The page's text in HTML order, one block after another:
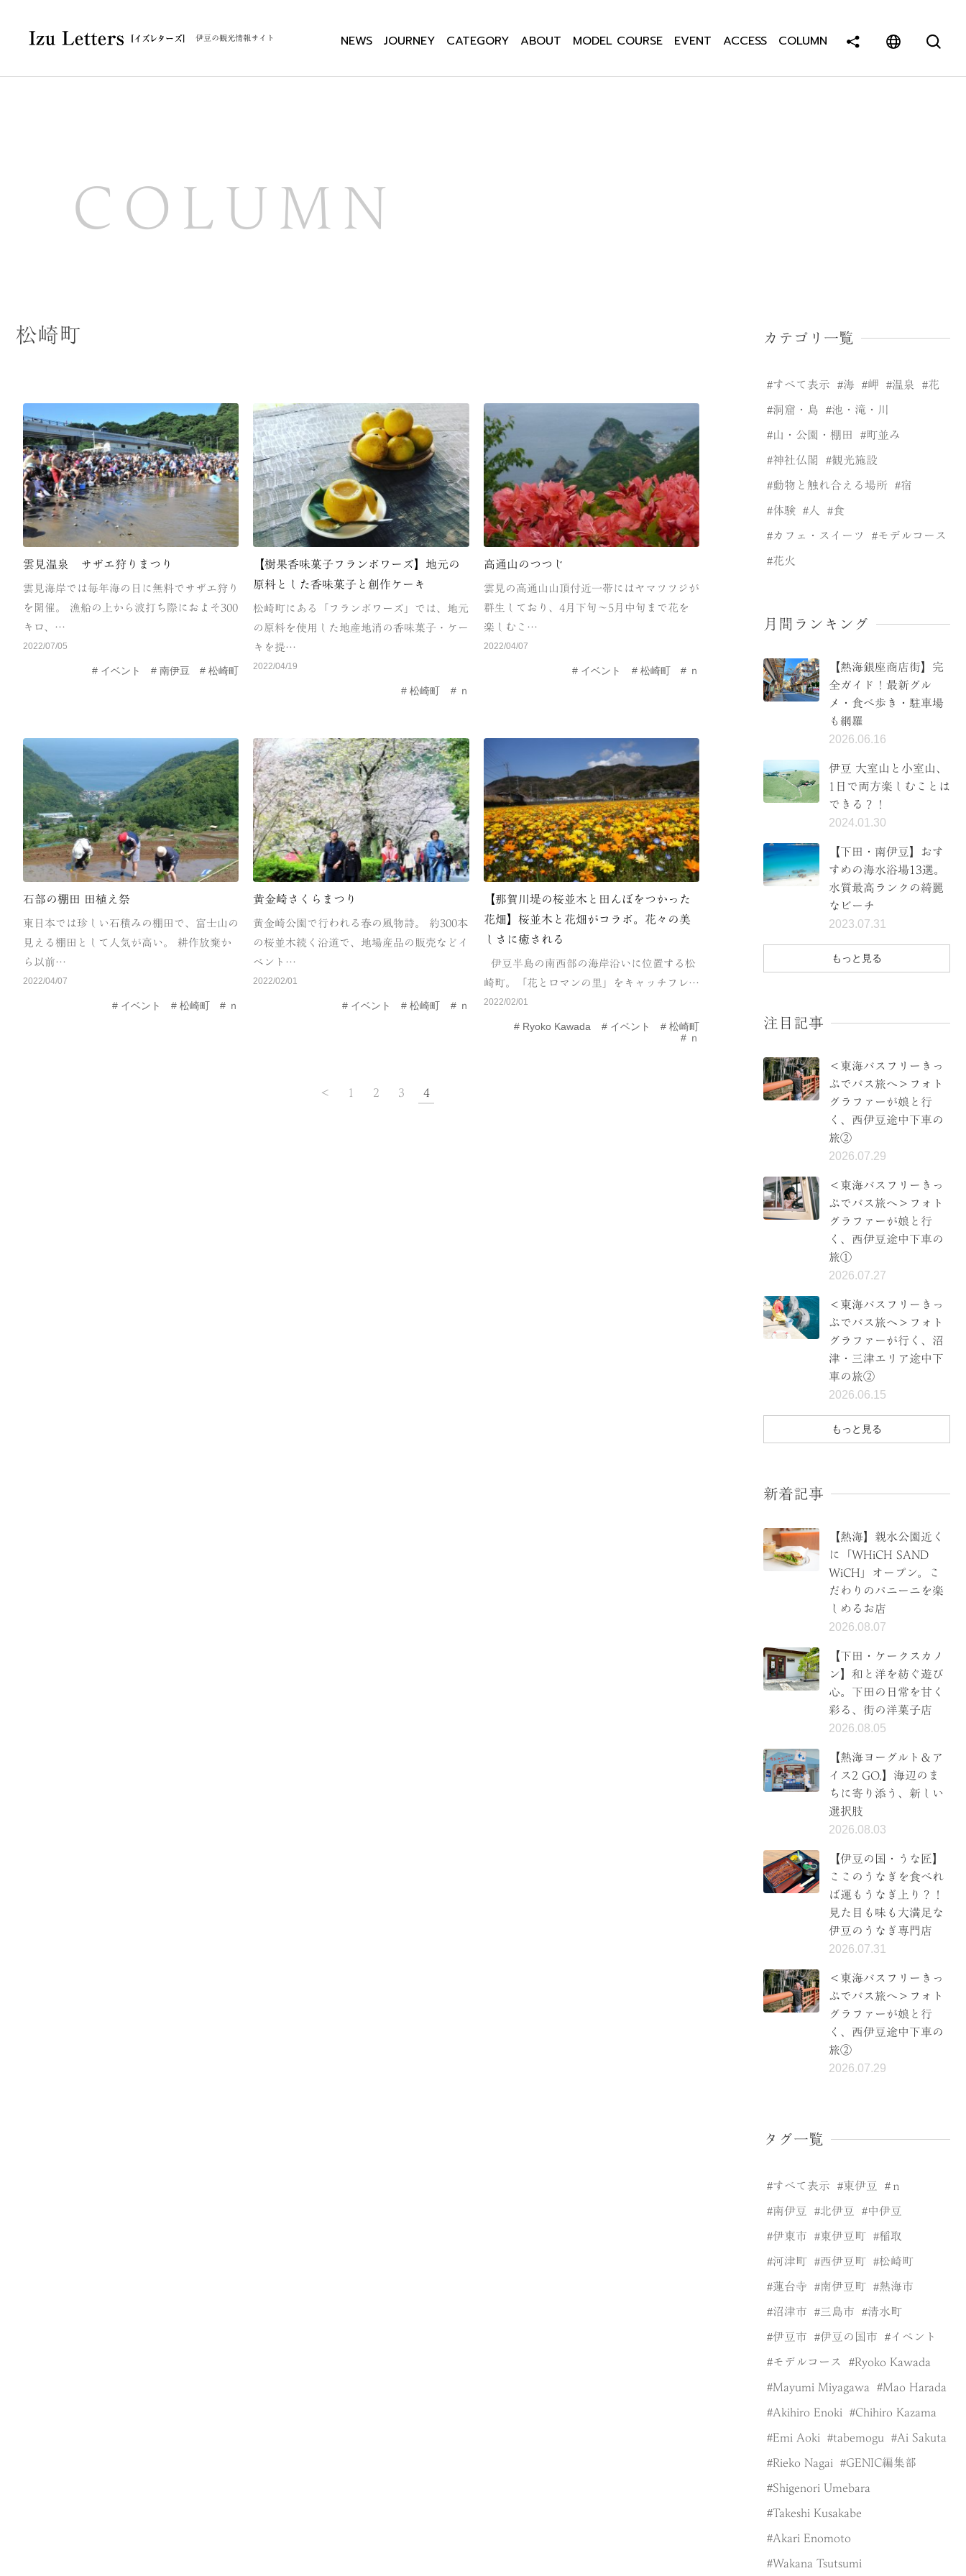
伊豆の観光情報サイト NEWS JOURNEY CATEGORY ABOUT MODEL COURSE EVENT ACCESS COLUMN
COLUMN
松崎町
雲見温泉 サザエ狩りまつり
雲見海岸では毎年海の日に無料でサザエ狩り
を開催。 漁船の上から波打ち際におよそ300
キロ、…
2022/07/05
イベント 南伊豆 松崎町
【樹果香味菓子フランボワーズ】地元の
原料とした香味菓子と創作ケーキ
松崎町にある「フランボワーズ」では、地元
の原料を使用した地産地消の香味菓子・ケー
キを提…
2022/04/19
松崎町 ｎ
高通山のつつじ
雲見の高通山山頂付近一帯にはヤマツツジが
群生しており、4月下旬～5月中旬まで花を
楽しむこ…
2022/04/07
イベント 松崎町 ｎ
石部の棚田 田植え祭
東日本では珍しい石積みの棚田で、富士山の
見える棚田として人気が高い。 耕作放棄か
ら以前…
2022/04/07
イベント 松崎町 ｎ
黄金崎さくらまつり
黄金崎公園で行われる春の風物詩。 約300本
の桜並木続く沿道で、地場産品の販売などイ
ベント…
2022/02/01
イベント 松崎町 ｎ
【那賀川堤の桜並木と田んぼをつかった
花畑】桜並木と花畑がコラボ。花々の美
しさに癒される
伊豆半島の南西部の海岸沿いに位置する松
崎町。「花とロマンの里」をキャッチフレ…
2022/02/01
Ryoko Kawada イベント
松崎町
ｎ
< 1 2 3 4
カテゴリ一覧
すべて表示 海 岬 温泉 花
洞窟・島 池・滝・川
山・公園・棚田 町並み
神社仏閣 観光施設
動物と触れ合える場所 宿
体験 人 食
カフェ・スイーツ モデルコース
花火
月間ランキング
【熱海銀座商店街】完
全ガイド！最新グル
メ・食べ歩き・駐車場
も網羅
2026.06.16
伊豆 大室山と小室山、
1日で両方楽しむことは
できる？！
2024.01.30
【下田・南伊豆】おす
すめの海水浴場13選。
水質最高ランクの綺麗
なビーチ
2023.07.31
もっと見る
注目記事
＜東海バスフリーきっ
ぷでバス旅へ＞フォト
グラファーが娘と行
く、西伊豆途中下車の
旅②
2026.07.29
＜東海バスフリーきっ
ぷでバス旅へ＞フォト
グラファーが娘と行
く、西伊豆途中下車の
旅①
2026.07.27
＜東海バスフリーきっ
ぷでバス旅へ＞フォト
グラファーが行く、沼
津・三津エリア途中下
車の旅②
2026.06.15
もっと見る
新着記事
【熱海】親水公園近く
に「WHiCH SAND
WiCH」オープン。こ
だわりのパニーニを楽
しめるお店
2026.08.07
【下田・ケークスカノ
ン】和と洋を紡ぐ遊び
心。下田の日常を甘く
彩る、街の洋菓子店
2026.08.05
【熱海ヨーグルト＆ア
イス2 GO.】海辺のま
ちに寄り添う、新しい
選択肢
2026.08.03
【伊豆の国・うな匠】
ここのうなぎを食べれ
ば運もうなぎ上り？！
見た目も味も大満足な
伊豆のうなぎ専門店
2026.07.31
＜東海バスフリーきっ
ぷでバス旅へ＞フォト
グラファーが娘と行
く、西伊豆途中下車の
旅②
2026.07.29
タグ一覧
すべて表示 東伊豆 ｎ
南伊豆 北伊豆 中伊豆
伊東市 東伊豆町 稲取
河津町 西伊豆町 松崎町
蓮台寺 南伊豆町 熱海市
沼津市 三島市 清水町
伊豆市 伊豆の国市 イベント
モデルコース Ryoko Kawada
Mayumi Miyagawa Mao Harada
Akihiro Enoki Chihiro Kazama
Emi Aoki tabemogu Ai Sakuta
Rieko Nagai GENIC編集部
Shigenori Umebara
Takeshi Kusakabe
Akari Enomoto
Wakana Tsutsumi